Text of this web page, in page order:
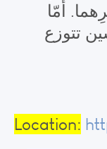
أمّا
تتوزع
Location: